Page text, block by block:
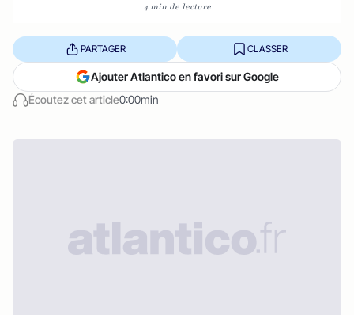
4 min de lecture
Écoutez cet article0:00min
PARTAGER CLASSER
Ajouter Atlantico en favori sur Google